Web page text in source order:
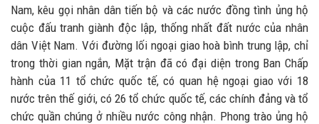
Nam, kêu gọi nhân dân tiến bộ và các nước đồng tình ủng hộ
cuộc đấu tranh giành độc lập, thống nhất đất nước của nhân
dân Việt Nam. Với đường lối ngoại giao hoà bình trung lập, chỉ
trong thời gian ngắn, Mặt trận đã có đại diện trong Ban Chấp
hành của 11 tổ chức quốc tế, có quan hệ ngoại giao với 18
nước trên thế giới, có 26 tổ chức quốc tế, các chính đảng và tổ
chức quần chúng ở nhiều nước công nhận. Phong trào ủng hộ